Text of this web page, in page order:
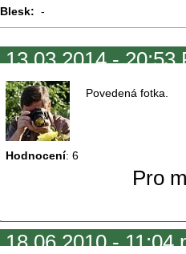
Blesk: -
13.03.2014 -
Hodnocení: 6
Povedená fotka.
Pro
18.06.2010 - 11:04